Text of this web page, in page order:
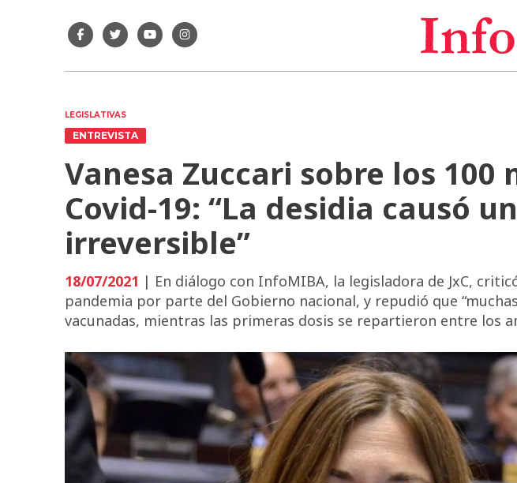
LEGISLATIVAS
ENTREVISTA
Vanesa Zuccari sobre los
Covid-19: “La desidia causó
irreversible”
18/07/2021 | En diálogo con InfoMIBA, la legisladora de JxC,
pandemia por parte del Gobierno nacional, y repudió que
vacunadas, mientras las primeras dosis se repartieron entre los